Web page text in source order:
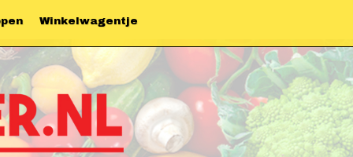
Winkelwagentje